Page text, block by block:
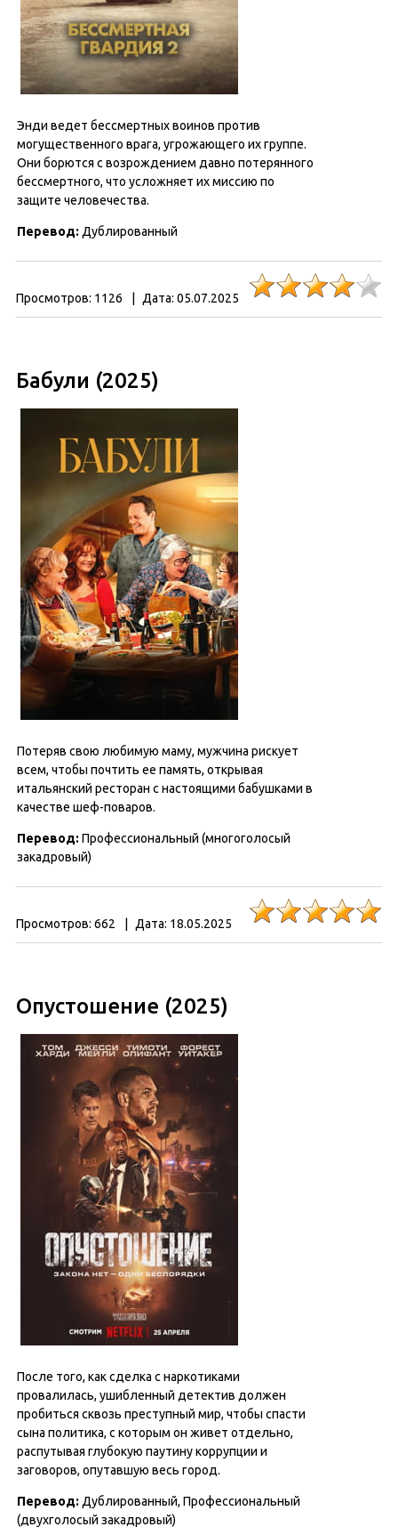
Энди ведет бессмертных воинов против
могущественного врага, угрожающего их группе.
Они борются с возрождением давно потерянного
бессмертного, что усложняет их миссию по
защите человечества.
Перевод: Дублированный
Просмотров: 1126 Дата: 05.07.2025
Бабули (2025)
Потеряв свою любимую маму, мужчина рискует
всем, чтобы почтить ее память, открывая
итальянский ресторан с настоящими бабушками в
качестве шеф-поваров.
Перевод: Профессиональный (многоголосый
закадровый)
Просмотров: 662 Дата: 18.05.2025
Опустошение (2025)
После того, как сделка с наркотиками
провалилась, ушибленный детектив должен
пробиться сквозь преступный мир, чтобы спасти
сына политика, с которым он живет отдельно,
распутывая глубокую паутину коррупции и
заговоров, опутавшую весь город.
Перевод: Дублированный, Профессиональный
(двухголосый закадровый)